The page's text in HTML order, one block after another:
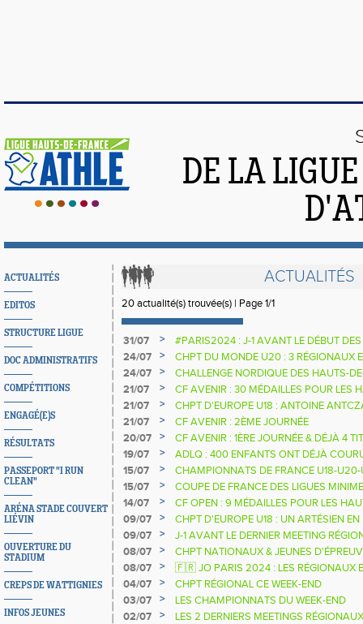
DE LA
ACTUALITÉS
EDITOS
STRUCTURE LIGUE
DOC ADMINISTRATIFS
COMPÉTITIONS
ENGAGÉ(E)S
RÉSULTATS
PASSEPORT "I RUN
CLEAN"
ARÉNA STADE COUVERT
LIÉVIN
OUVERTURE DU
STADIUM
CREPS DE WATTIGNIES
INFOS JEUNES
ACTUALITÉS
20 actualité(s) trouvée(s) | Page 1/1
31/07 >
#PARIS2024 : J-1 AVANT LE DÉBUT
24/07
>
CHPT DU MONDE U20 : 3 RÉGIONAUX
24/07
>
CHALLENGE NORDIQUE DES HAUTS-
CLASSEMENT 2024
21/07 >
CF AVENIR : 30 MÉDAILLES POUR LES
21/07
>
CHPT D'EUROPE U18 : ANTOINE
CHAMPION D'EUROPE
21/07 >
CF AVENIR : 2ÈME JOURNÉE
20/07
>
CF AVENIR : 1ÈRE JOURNÉE & DÉJÀ 4
19/07
>
ADLQ : 400 ENFANTS ONT DÉJÀ
15/07
>
CHAMPIONNATS DE FRANCE U18-
15/07
>
COUPE DE FRANCE DES LIGUES
14/07
>
CF OPEN : 9 MÉDAILLES POUR LES
09/07
>
CHPT D'EUROPE U18 : UN ARTÉSIEN EN
09/07
>
J-1 AVANT LE DERNIER MEETING
08/07
>
CHPT NATIONAUX & JEUNES
08/07
>
🇫🇷 JO PARIS 2024 : LES RÉGIONAUX
04/07
>
CHPT RÉGIONAL CE WEEK-END
03/07
>
LES CHAMPIONNATS DU WEEK-END
02/07
>
LES 2 DERNIERS MEETINGS RÉGIONAUX